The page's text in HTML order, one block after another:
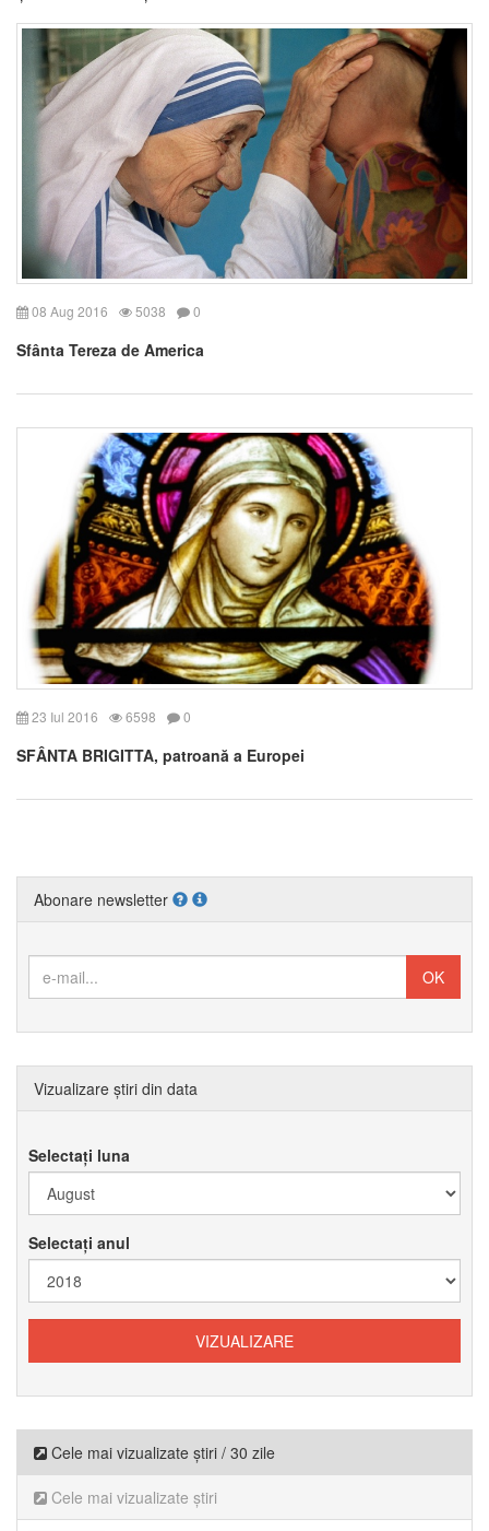
08 Aug 2016 5038 0
Sfânta Tereza de America
23 Iul 2016 6598 0
SFÂNTA BRIGITTA, patroană a Europei
Abonare newsletter
Vizualizare știri din data
Selectați luna
Selectați anul
Cele mai vizualizate știri / 30 zile
Cele mai vizualizate știri